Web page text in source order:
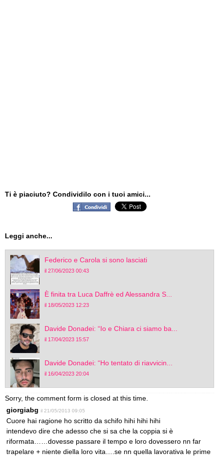
Ti è piaciuto? Condividilo con i tuoi amici...
Leggi anche...
Federico e Carola si sono lasciati
il 27/06/2023 00:43
È finita tra Luca Daffrè ed Alessandra S...
il 18/05/2023 12:23
Davide Donadei: “Io e Chiara ci siamo ba...
il 17/04/2023 15:57
Davide Donadei: “Ho tentato di riavvicin...
il 16/04/2023 20:04
Sorry, the comment form is closed at this time.
giorgiabg il 21/05/2013 09:05
Cuore hai ragione ho scritto da schifo hihi hihi hihi
intendevo dire che adesso che si sa che la coppia si è
riformata……dovesse passare il tempo e loro dovessero nn far
trapelare + niente diella loro vita….se nn quella lavorativa le prime